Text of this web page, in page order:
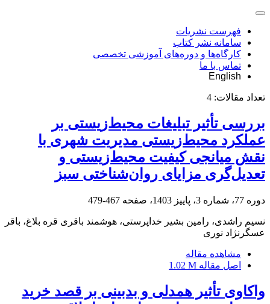
فهرست نشریات
سامانه نشر کتاب
کارگاه‌ها و دوره‌های آموزشی تخصصی
تماس با ما
English
تعداد مقالات: 4
بررسی تأثیر تبلیغات محیط‌زیستی بر
عملکرد محیط‌زیستی مدیریت شهری با
نقش میانجی کیفیت محیط‌زیستی و
تعدیل‌گری مزایای روان‌شناختی سبز
دوره 77، شماره 3، پاییز 1403، صفحه 467-479
نسیم راشدی، رامین بشیر خداپرستی، هوشمند باقری قره بلاغ، باقر
عسگرنژاد نوری
مشاهده مقاله
اصل مقاله 1.02 M
واکاوی تأثیر همدلی و بدبینی بر قصد خرید